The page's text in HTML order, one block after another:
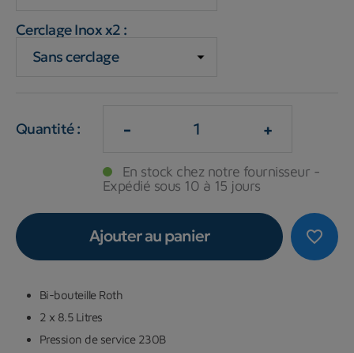
Cerclage Inox x2 :
Quantité : - +
En stock chez notre fournisseur -
Expédié sous 10 à 15 jours
favorite_border
Ajouter au panier
Bi-bouteille Roth
2 x 8.5 Litres
Pression de service 230B